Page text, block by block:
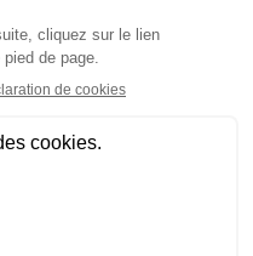
€/pers
- Pearl Harbor